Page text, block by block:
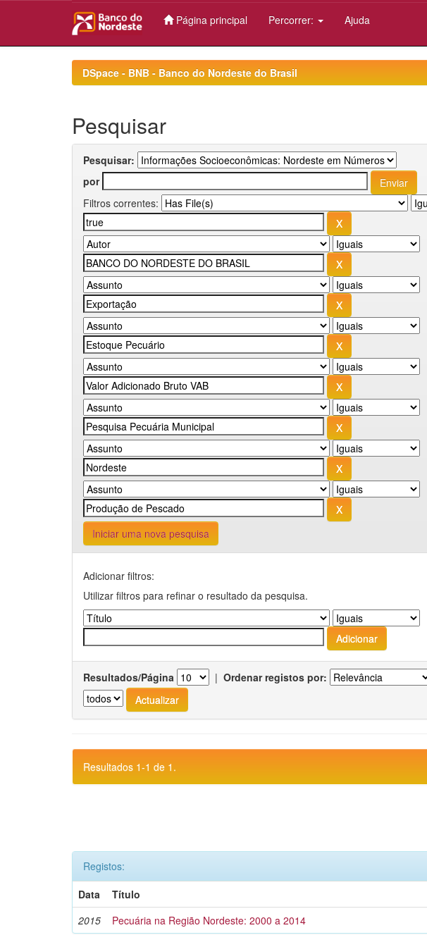
Página principal Percorrer: Ajuda
DSpace - BNB - Banco do Nordeste do Brasil
Pesquisar
Pesquisar:
por
Filtros correntes:
Iniciar uma nova pesquisa
Adicionar filtros:
Utilizar filtros para refinar o resultado da pesquisa.
Resultados/Página | Ordenar registos por:
Resultados 1-1 de 1.
Registos:
Data
Título
2015
Pecuária na Região Nordeste: 2000 a 2014